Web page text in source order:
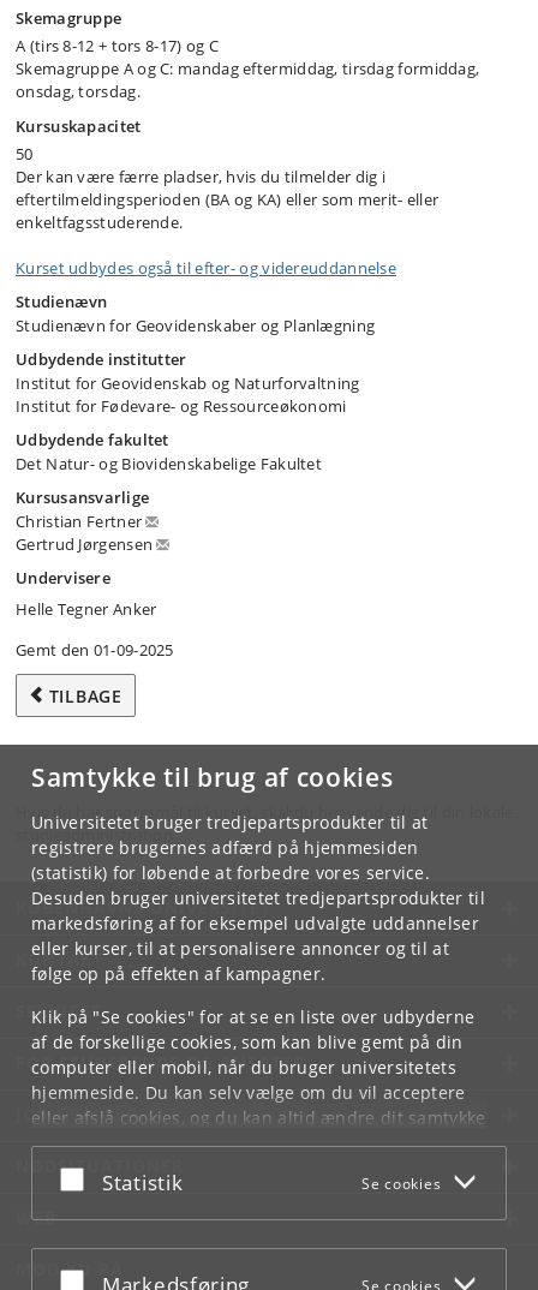
Samtykke til brug af cookies
Universitetet bruger tredjepartsprodukter til at
registrere brugernes adfærd på hjemmesiden
(statistik) for løbende at forbedre vores service.
Desuden bruger universitetet tredjepartsprodukter til
markedsføring af for eksempel udvalgte uddannelser
eller kurser, til at personalisere annoncer og til at
følge op på effekten af kampagner.
Klik på "Se cookies" for at se en liste over udbyderne
af de forskellige cookies, som kan blive gemt på din
computer eller mobil, når du bruger universitetets
hjemmeside. Du kan selv vælge om du vil acceptere
eller afslå cookies, og du kan altid ændre dit samtykke
underCookie- og privatlivspolitiksom du finder i
bunden af hver side.
Acceptér eller afslå
Statistik Se cookies
Acceptér eller afslå Se cookies
Skemagruppe
A (tirs 8-12 + tors 8-17) og C
Skemagruppe A og C: mandag eftermiddag, tirsdag formiddag,
onsdag, torsdag.
Kursuskapacitet
50
Der kan være færre pladser, hvis du tilmelder dig i
eftertilmeldingsperioden (BA og KA) eller som merit- eller
enkeltfagsstuderende.
Kurset udbydes også til efter- og videreuddannelse
Studienævn
Studienævn for Geovidenskaber og Planlægning
Udbydende institutter
Institut for Geovidenskab og Naturforvaltning
Institut for Fødevare- og Ressourceøkonomi
Udbydende fakultet
Det Natur- og Biovidenskabelige Fakultet
Kursusansvarlige
Christian Fertner
Gertrud Jørgensen
Undervisere
Helle Tegner Anker
Gemt den 01-09-2025
TILBAGE
Hvis du har spørgsmål til kurset, skal du henvende dig til din lokale
studieadministration.
KØBENHAVNS UNIVERSITET
KONTAKT
SERVICES
FOR STUDERENDE OG ANSATTE
JOB OG KARRIERE
NØDSITUATIONER
WEB
MØD KU PÅ